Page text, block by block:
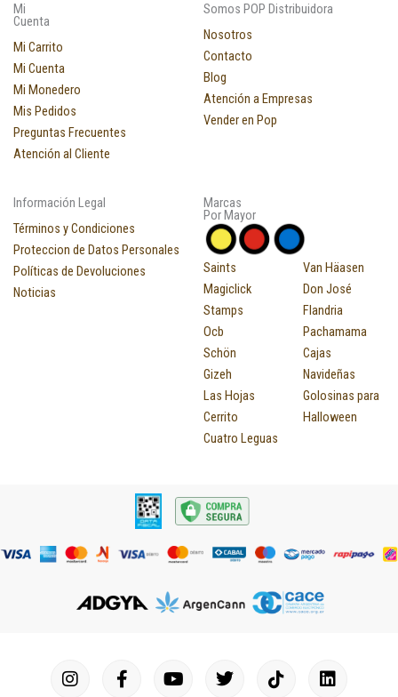
Mi
Cuenta
Mi Carrito
Mi Cuenta
Mi Monedero
Mis Pedidos
Preguntas Frecuentes
Atención al Cliente
Somos POP Distribuidora
Nosotros
Contacto
Blog
Atención a Empresas
Vender en Pop
Información Legal
Términos y Condiciones
Proteccion de Datos Personales
Políticas de Devoluciones
Noticias
Marcas
Por Mayor
Saints
Magiclick
Stamps
Ocb
Schön
Gizeh
Las Hojas
Cerrito
Cuatro Leguas
Van Häasen
Don José
Flandria
Pachamama
Cajas
Navideñas
Golosinas para
Halloween
I
n
F
a
Y
o
T
w
I
c
L
i